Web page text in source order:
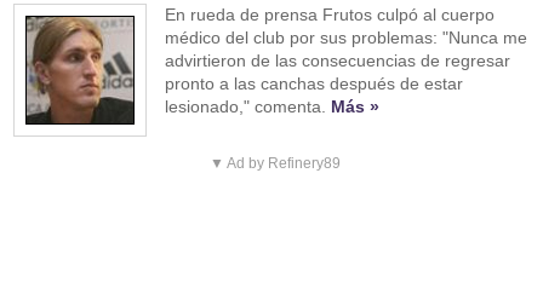
En rueda de prensa Frutos culpó al cuerpo
médico del club por sus problemas: "Nunca me
advirtieron de las consecuencias de regresar
pronto a las canchas después de estar
lesionado," comenta. Más »
▼ Ad by Refinery89